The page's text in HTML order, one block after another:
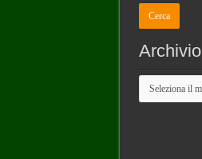
Archivio
Archivio